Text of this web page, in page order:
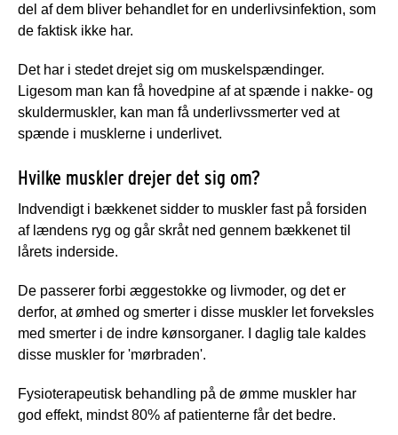
del af dem bliver behandlet for en underlivsinfektion, som
de faktisk ikke har.
Det har i stedet drejet sig om muskelspændinger.
Ligesom man kan få hovedpine af at spænde i nakke- og
skuldermuskler, kan man få underlivssmerter ved at
spænde i musklerne i underlivet.
Hvilke muskler drejer det sig om?
Indvendigt i bækkenet sidder to muskler fast på forsiden
af lændens ryg og går skråt ned gennem bækkenet til
lårets inderside.
De passerer forbi æggestokke og livmoder, og det er
derfor, at ømhed og smerter i disse muskler let forveksles
med smerter i de indre kønsorganer. I daglig tale kaldes
disse muskler for 'mørbraden'.
Fysioterapeutisk behandling på de ømme muskler har
god effekt, mindst 80% af patienterne får det bedre.